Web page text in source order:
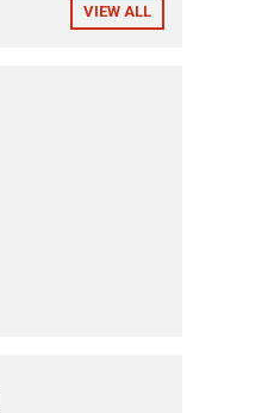
VIEW ALL